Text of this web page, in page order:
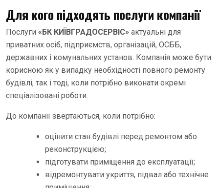
Для кого підходять послуги компанії
Послуги «БК КИЇВГРАДОСЕРВІС» актуальні для
приватних осіб, підприємств, організацій, ОСББ,
державних і комунальних установ. Компанія може бути
корисною як у випадку необхідності повного ремонту
будівлі, так і тоді, коли потрібно виконати окремі
спеціалізовані роботи.
До компанії звертаються, коли потрібно:
оцінити стан будівлі перед ремонтом або
реконструкцією;
підготувати приміщення до експлуатації;
відремонтувати укриття, підвал або технічне